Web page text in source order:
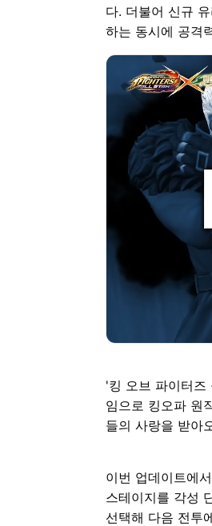
다. 더불어 신규
하는 동시에 공격
'킹 오브 파이터즈
임으로 킹오파 원
들의 사랑을 받아
이번 업데이트에
스테이지를 각성
선택해 다음 전투